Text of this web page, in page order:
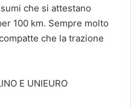
che si attestano
100 km. Sempre molto
che la trazione
E UNIEURO